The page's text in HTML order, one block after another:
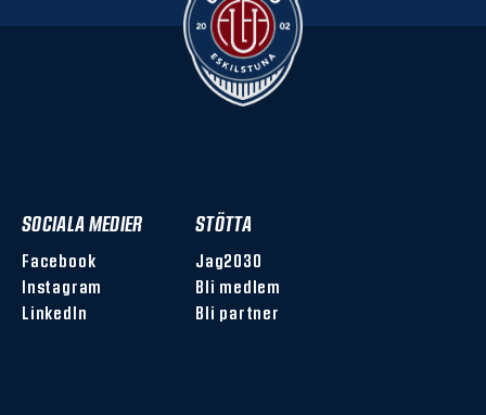
SOCIALA MEDIER
Facebook
Instagram
LinkedIn
STÖTTA
Jag2030
Bli medlem
Bli partner